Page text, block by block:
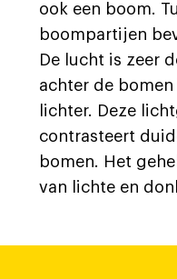
ook een boom.
boompartijen
De lucht is zeer
achter de
lichter. Deze
contrasteert
bomen. Het
van lichte en